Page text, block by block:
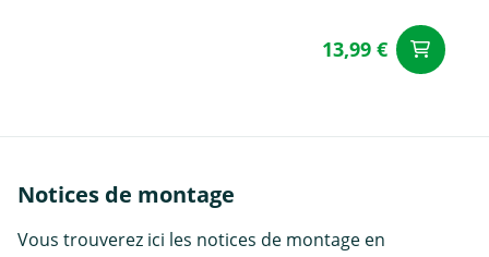
13,99 €
Notices de montage
Vous trouverez ici les notices de montage en